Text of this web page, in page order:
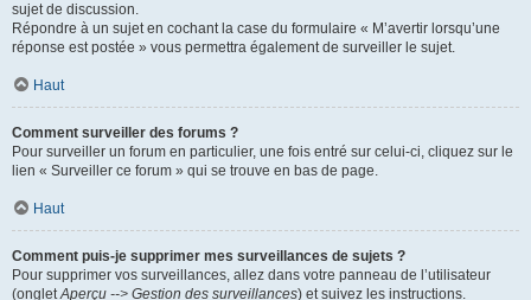
sujet de discussion.
Répondre à un sujet en cochant la case du formulaire « M’avertir lorsqu’une
réponse est postée » vous permettra également de surveiller le sujet.
Haut
Comment surveiller des forums ?
Pour surveiller un forum en particulier, une fois entré sur celui-ci, cliquez sur le
lien « Surveiller ce forum » qui se trouve en bas de page.
Haut
Comment puis-je supprimer mes surveillances de sujets ?
Pour supprimer vos surveillances, allez dans votre panneau de l’utilisateur
(ongletAperçu --> Gestion des surveillances) et suivez les instructions.